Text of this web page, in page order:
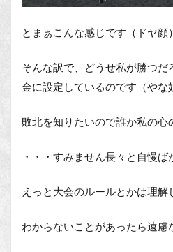
とまぁこんな感じです（ドヤ顔）
そんな訳で、どうせ私が勝つ
金に設定しているのです（やな
敗北を知りたいので誰か私の心
・・・すみません長々と自慢ば
えっと大会のルールとかは理解
わからないことがあったら遠慮